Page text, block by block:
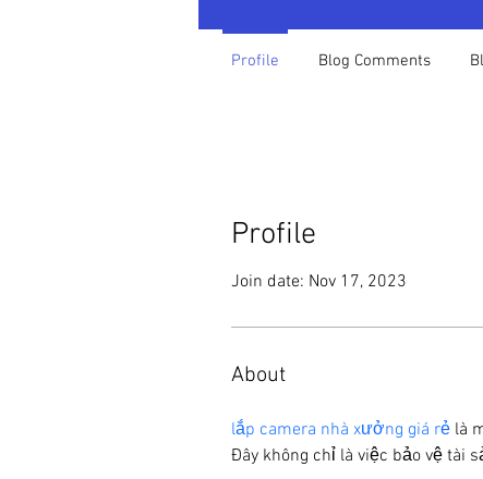
Profile
Join date: Nov 17, 2023
About
lắp camera nhà xưởng giá rẻ là
Đây không chỉ là việc bảo vệ tài
Profile Blog Comments